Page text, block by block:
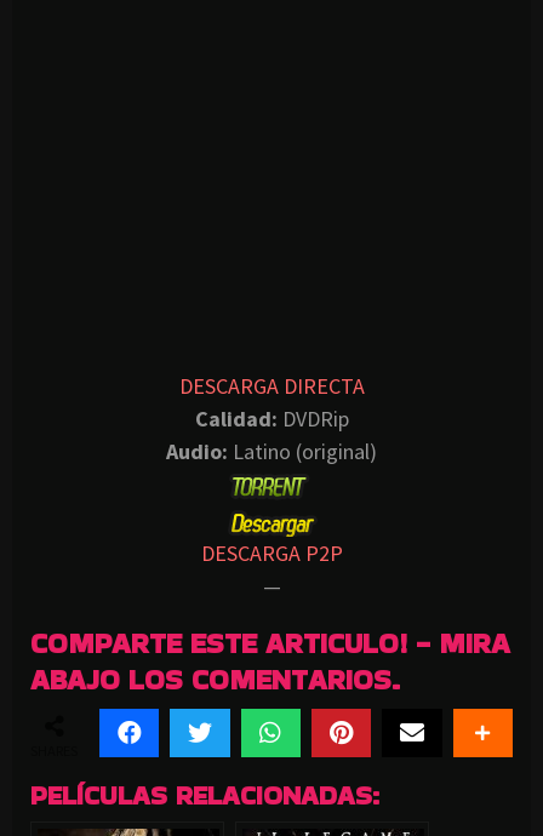
DESCARGA DIRECTA
Calidad: DVDRip
Audio: Latino (original)
DESCARGA P2P
—
COMPARTE ESTE ARTICULO! - MIRA
ABAJO LOS COMENTARIOS.
PELÍCULAS RELACIONADAS: